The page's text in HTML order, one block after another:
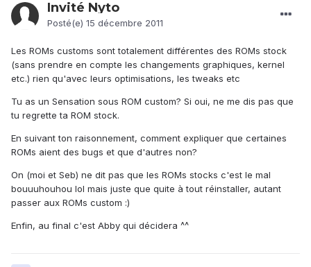
Invité Nyto
Posté(e) 15 décembre 2011
Les ROMs customs sont totalement différentes des ROMs stock
(sans prendre en compte les changements graphiques, kernel
etc.) rien qu'avec leurs optimisations, les tweaks etc
Tu as un Sensation sous ROM custom? Si oui, ne me dis pas que
tu regrette ta ROM stock.
En suivant ton raisonnement, comment expliquer que certaines
ROMs aient des bugs et que d'autres non?
On (moi et Seb) ne dit pas que les ROMs stocks c'est le mal
bouuuhouhou lol mais juste que quite à tout réinstaller, autant
passer aux ROMs custom :)
Enfin, au final c'est Abby qui décidera ^^